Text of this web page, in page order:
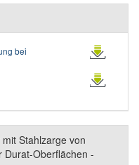
bei
Stahlzarge von
Durat-Oberflächen -